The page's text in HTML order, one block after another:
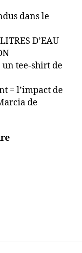
dans le
D’EAU
un tee-shirt de
= l’impact de
de